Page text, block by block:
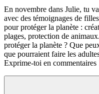
En novembre dans Julie, tu
avec des témoignages de
pour protéger la planète :
plages, protection de
protéger la planète ? Que
que pourraient faire les
Exprime-toi en commentaires